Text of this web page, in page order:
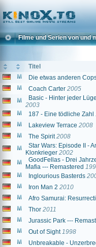
Home
Filme und Serien von und
Titel
Die etwas anderen
Coach Carter 2005
Basic - Hinter jeder
2003
187 - Eine tödliche Zahl
Lakeview Terrace 2008
The Spirit 2008
Star Wars: Episode II -
Klonkrieger 2002
GoodFellas - Drei
Mafia --- Remastered
Inglourious Basterds
Iron Man 2 2010
Afro Samurai:
Thor 2011
Jurassic Park ---
Out of Sight 1998
Unbreakable -